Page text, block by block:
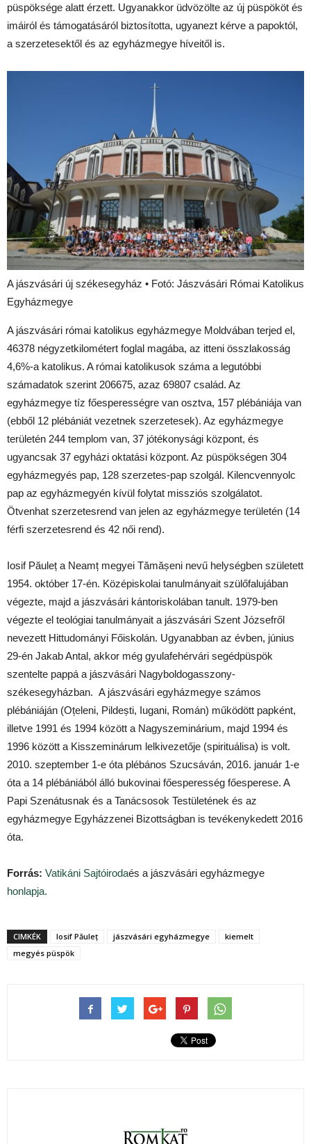
püspöksége alatt érzett. Ugyanakkor üdvözölte az új püspököt és
imáiról és támogatásáról biztosította, ugyanezt kérve a papoktól,
a szerzetesektől és az egyházmegye híveitől is.
A jászvásári új székesegyház • Fotó: Jászvásári Római Katolikus
Egyházmegye
A jászvásári római katolikus egyházmegye Moldvában terjed el,
46378 négyzetkilométert foglal magába, az itteni összlakosság
4,6%-a katolikus. A római katolikusok száma a legutóbbi
számadatok szerint 206675, azaz 69807 család. Az
egyházmegye tíz főesperességre van osztva, 157 plébániája van
(ebből 12 plébániát vezetnek szerzetesek). Az egyházmegye
területén 244 templom van, 37 jótékonysági központ, és
ugyancsak 37 egyházi oktatási központ. Az püspökségen 304
egyházmegyés pap, 128 szerzetes-pap szolgál. Kilencvennyolc
pap az egyházmegyén kívül folytat missziós szolgálatot.
Ötvenhat szerzetesrend van jelen az egyházmegye területén (14
férfi szerzetesrend és 42 női rend).
Iosif Păuleț a Neamț megyei Tămășeni nevű helységben született
1954. október 17-én. Középiskolai tanulmányait szülőfalujában
végezte, majd a jászvásári kántoriskolában tanult. 1979-ben
végezte el teológiai tanulmányait a jászvásári Szent Józsefről
nevezett Hittudományi Főiskolán. Ugyanabban az évben, június
29-én Jakab Antal, akkor még gyulafehérvári segédpüspök
szentelte pappá a jászvásári Nagyboldogasszony-
székesegyházban. A jászvásári egyházmegye számos
plébániáján (Oțeleni, Pildești, Iugani, Román) működött papként,
illetve 1991 és 1994 között a Nagyszeminárium, majd 1994 és
1996 között a Kisszeminárum lelkivezetője (spirituálisa) is volt.
2010. szeptember 1-e óta plébános Szucsáván, 2016. január 1-e
óta a 14 plébániából álló bukovinai főesperesség főesperese. A
Papi Szenátusnak és a Tanácsosok Testületének és az
egyházmegye Egyházzenei Bizottságban is tevékenykedett 2016
óta.
Forrás: Vatikáni Sajtóirodaés a jászvásári egyházmegye
honlapja.
CIMKÉK Iosif Păuleț jászvásári egyházmegye
kiemelt
megyés püspök